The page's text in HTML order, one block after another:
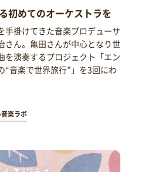
初めてのオーケストラを
手掛けてきた音楽プロデューサ
さん。亀田さんが中心となり世
を演奏するプロジェクト「エン
音楽で世界旅行”」を3回にわ
楽ラボ